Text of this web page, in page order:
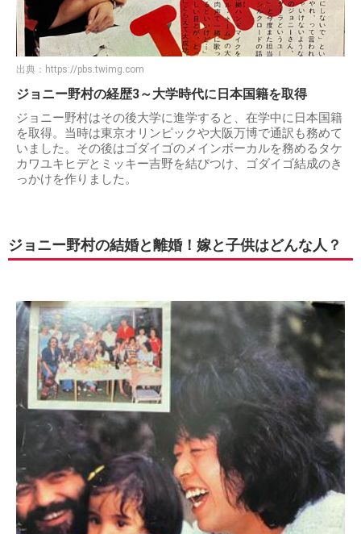
出典： https://pbs.twimg.com
ジョニー野村の経歴3～大学時代に日本国籍を取得
ジョニー野村はその後大学に進学すると、在学中に日本国籍
を取得。当時は東京オリンピックや大阪万博で通訳も務めて
いました。その後はゴダイゴのメインボーカルを務めるタケ
カワユキヒデとミッキー吉野を結びつけ、ゴダイゴ結成のき
っかけを作りました。
ジョニー野村の結婚と離婚！嫁と子供はどんな人？